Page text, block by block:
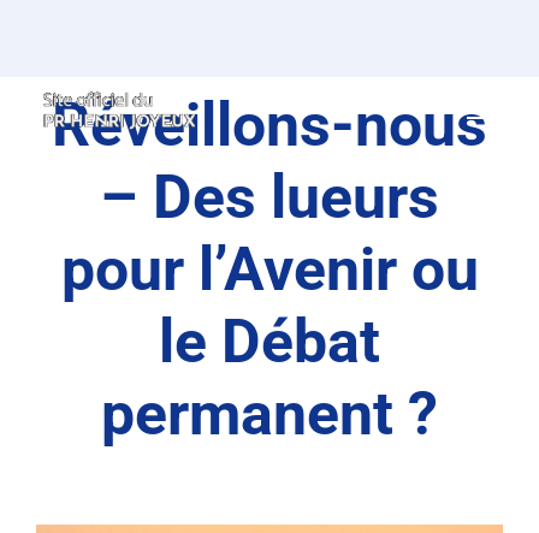
Réveillons-nous
– Des lueurs
pour l’Avenir ou
le Débat
permanent ?